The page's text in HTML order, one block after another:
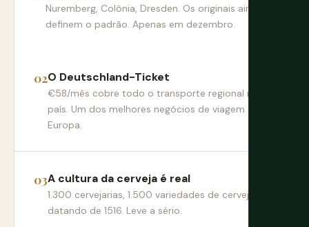
Nuremberg, Colônia, Dresden. Os originais ainda
definem o padrão. Apenas em dezembro.
O Deutschland-Ticket
€58/mês cobre todo o transporte regional no
país. Um dos melhores negócios de viagem da
Europa.
A cultura da cerveja é real
1.300 cervejarias, 1.500 variedades de cerveja, leis
datando de 1516. Leve a sério.